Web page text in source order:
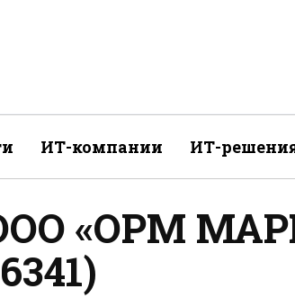
ИТ-компании ИТ-
«ОРМ